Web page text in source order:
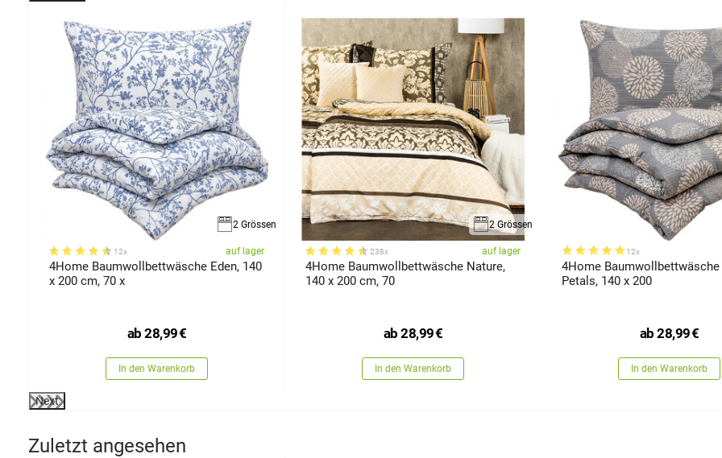
2 Grössen
12x auf lager
4Home Baumwollbettwäsche Eden, 140
x 200 cm, 70 x
ab 28,99€
In den Warenkorb
2 Grössen
238x auf lager
4Home Baumwollbettwäsche Nature,
140 x 200 cm, 70
ab 28,99€
In den Warenkorb
12x
4Home Baumwollbettwäsche
Petals, 140 x 200
ab 28,99€
In den Warenkorb
Next
Zuletzt angesehen